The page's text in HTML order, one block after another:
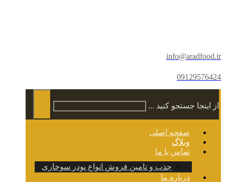
info@aradfood.ir
09129576424
از اینجا جستجو کنید ...
صفحه اصلی
وبلاگ
تماس با ما
جذب و تامین فروش انواع پودر سوخاری
درباره ما